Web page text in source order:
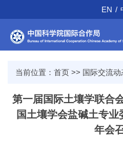
EN /
当前位置： 首页 >> 国际交流动
第一届国际土壤学联合
国土壤学会盐碱土专
年会